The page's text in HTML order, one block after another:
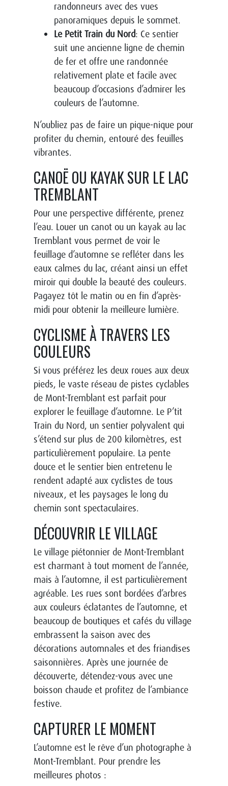
randonneurs avec des vues
panoramiques depuis le sommet.
Le Petit Train du Nord: Ce sentier
suit une ancienne ligne de chemin
de fer et offre une randonnée
relativement plate et facile avec
beaucoup d’occasions d’admirer les
couleurs de l’automne.
N’oubliez pas de faire un pique-nique pour
profiter du chemin, entouré des feuilles
vibrantes.
CANOË OU KAYAK SUR LE LAC
TREMBLANT
Pour une perspective différente, prenez
l’eau. Louer un canot ou un kayak au lac
Tremblant vous permet de voir le
feuillage d’automne se refléter dans les
eaux calmes du lac, créant ainsi un effet
miroir qui double la beauté des couleurs.
Pagayez tôt le matin ou en fin d’après-
midi pour obtenir la meilleure lumière.
CYCLISME À TRAVERS LES
COULEURS
Si vous préférez les deux roues aux deux
pieds, le vaste réseau de pistes cyclables
de Mont-Tremblant est parfait pour
explorer le feuillage d’automne. Le P’tit
Train du Nord, un sentier polyvalent qui
s’étend sur plus de 200 kilomètres, est
particulièrement populaire. La pente
douce et le sentier bien entretenu le
rendent adapté aux cyclistes de tous
niveaux, et les paysages le long du
chemin sont spectaculaires.
DÉCOUVRIR LE VILLAGE
Le village piétonnier de Mont-Tremblant
est charmant à tout moment de l’année,
mais à l’automne, il est particulièrement
agréable. Les rues sont bordées d’arbres
aux couleurs éclatantes de l’automne, et
beaucoup de boutiques et cafés du village
embrassent la saison avec des
décorations automnales et des friandises
saisonnières. Après une journée de
découverte, détendez-vous avec une
boisson chaude et profitez de l’ambiance
festive.
CAPTURER LE MOMENT
L’automne est le rêve d’un photographe à
Mont-Tremblant. Pour prendre les
meilleures photos :